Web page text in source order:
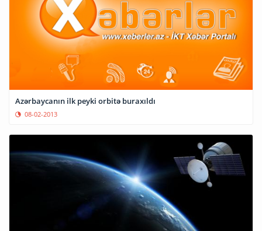
Azərbaycanın ilk peyki orbitə buraxıldı
08-02-2013